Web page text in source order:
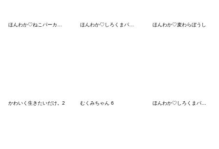
ほんわか♡麦わらぼうし
かわいく生きたいだけ。2 むくみちゃん 6 ほんわか♡しろくまパーカー（夏）